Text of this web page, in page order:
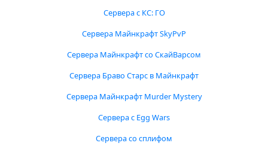
Сервера с КС: ГО
Сервера Майнкрафт SkyPvP
Сервера Майнкрафт со СкайВарсом
Сервера Браво Старс в Майнкрафт
Сервера Майнкрафт Murder Mystery
Сервера с Egg Wars
Сервера со сплифом